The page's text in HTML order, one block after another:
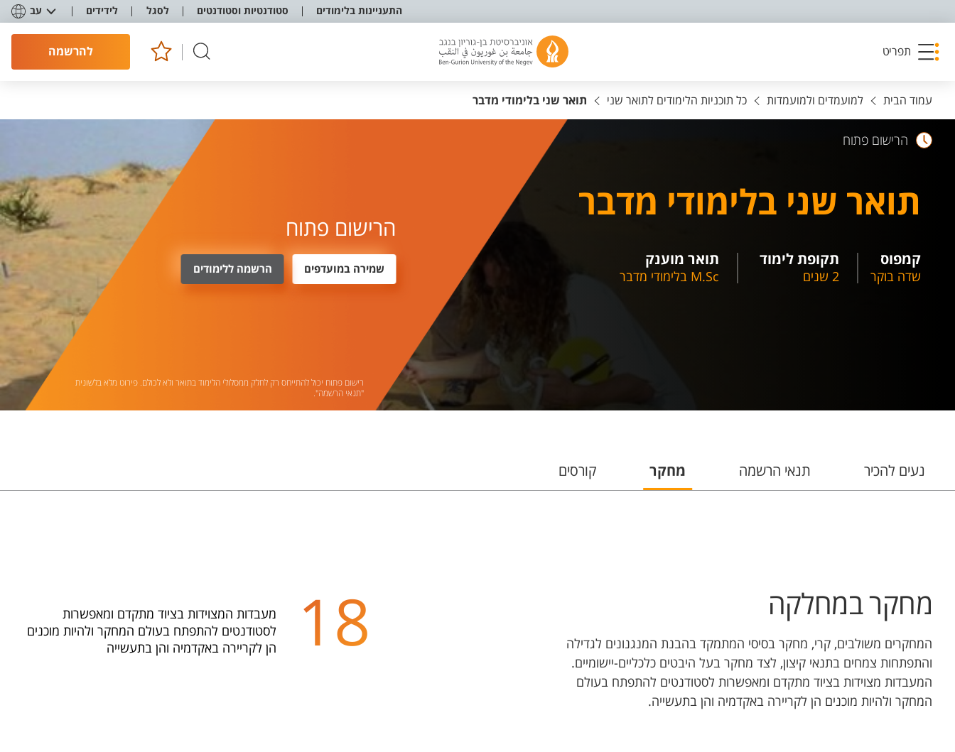
התעניינות בלימודים סטודנטיות וסטודנטים לסגל לידידים עב
תפריט להרשמה
עמוד הבית למועמדים ולמועמדות כל תוכניות הלימודים לתואר שני תואר שני בלימודי מדבר
הרישום פתוח
תואר שני בלימודי מדבר
קמפוס
שדה בוקר
תקופת לימוד
2 שנים
תואר מוענק
M.Sc בלימודי מדבר
הרישום פתוח
שמירה במועדפים הרשמה ללימודים
רישום פתוח יכול להתייחס רק לחלק ממסלולי הלימוד בתואר ולא לכולם. פירוט מלא בלשונית
"תנאי הרשמה".
נעים להכיר תנאי הרשמה מחקר קורסים
מחקר במחלקה
המחקרים משולבים, קרי, מחקר בסיסי המתמקד בהבנת המנגנונים לגדילה
והתפתחות צמחים בתנאי קיצון, לצד מחקר בעל היבטים כלכליים-יישומיים.
המעבדות מצוידות בציוד מתקדם ומאפשרות לסטודנטים להתפתח בעולם
המחקר ולהיות מוכנים הן לקריירה באקדמיה והן בתעשייה.
18
מעבדות המצוידות בציוד מתקדם ומאפשרות
לסטודנטים להתפתח בעולם המחקר ולהיות מוכנים
הן לקריירה באקדמיה והן בתעשייה